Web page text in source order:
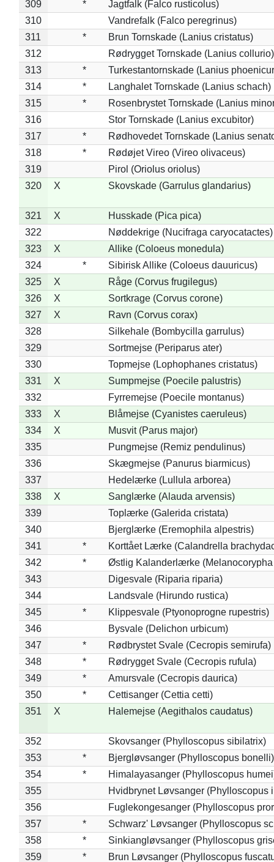
309
*
Jagtfalk (Falco rusticolus)
310
Vandrefalk (Falco peregrinus)
311
*
Brun Tornskade (Lanius cristatus)
312
Rødrygget Tornskade (Lanius collurio)
313
*
Turkestantornskade (Lanius
314
*
Langhalet Tornskade (Lanius schach)
315
*
Rosenbrystet Tornskade (Lanius
316
Stor Tornskade (Lanius excubitor)
317
*
Rødhovedet Tornskade (Lanius
318
*
Rødøjet Vireo (Vireo olivaceus)
319
Pirol (Oriolus oriolus)
320
X Skovskade (Garrulus glandarius)
321 X
Husskade (Pica pica)
322
Nøddekrige (Nucifraga caryocatactes)
323
X
Allike (Coloeus monedula)
324
*
Sibirisk Allike (Coloeus dauuricus)
325
X
Råge (Corvus frugilegus)
326
X
Sortkrage (Corvus corone)
327
X
Ravn (Corvus corax)
328
Silkehale (Bombycilla garrulus)
329
Sortmejse (Periparus ater)
330
Topmejse (Lophophanes cristatus)
331
X
Sumpmejse (Poecile palustris)
332
Fyrremejse (Poecile montanus)
333
X
Blåmejse (Cyanistes caeruleus)
334
X
Musvit (Parus major)
335
Pungmejse (Remiz pendulinus)
336
Skægmejse (Panurus biarmicus)
337
Hedelærke (Lullula arborea)
338
X
Sanglærke (Alauda arvensis)
339
Toplærke (Galerida cristata)
340
Bjerglærke (Eremophila alpestris)
341
*
Korttået Lærke (Calandrella
342
*
Østlig Kalanderlærke (Melanocorypha
343
Digesvale (Riparia riparia)
344
Landsvale (Hirundo rustica)
345
*
Klippesvale (Ptyonoprogne rupestris)
346
Bysvale (Delichon urbicum)
347
*
Rødbrystet Svale (Cecropis semirufa)
348
*
Rødrygget Svale (Cecropis rufula)
349
*
Amursvale (Cecropis daurica)
350
*
Cettisanger (Cettia cetti)
351
X Halemejse (Aegithalos caudatus)
352
Skovsanger (Phylloscopus sibilatrix)
353
*
Bjergløvsanger (Phylloscopus bonelli)
354
*
Himalayasanger (Phylloscopus
355
Hvidbrynet Løvsanger (Phylloscopus
356
Fuglekongesanger (Phylloscopus
357
*
Schwarz' Løvsanger (Phylloscopus
358
*
Sinkiangløvsanger (Phylloscopus
359
* Brun Løvsanger (Phylloscopus